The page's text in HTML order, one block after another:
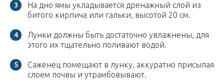
На дно ямы укладывается дренажный слой из
битого кирпича или гальки, высотой 20 см.
Лунки должны быть достаточно увлажнены, для
этого их тщательно поливают водой.
Саженец помещают в лунку, аккуратно присыпая
слоем почвы и утрамбовывают.